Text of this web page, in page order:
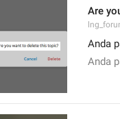
Are
Anda
Anda